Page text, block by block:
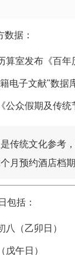
据：
算室发布《百年
电子文献"数据
公众假期及传统
是传统文化参考
月预约酒店档期
包括：
八（乙卯日）
戊午日）